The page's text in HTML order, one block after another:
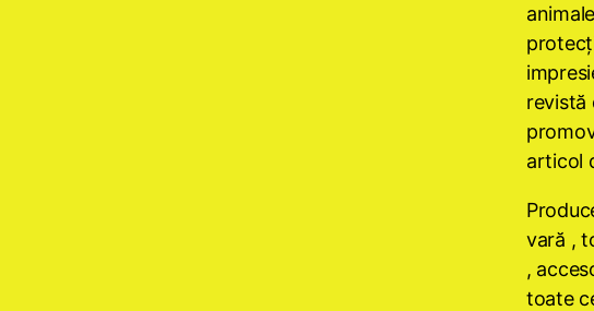
revistă
articol
vară ,
,
toate